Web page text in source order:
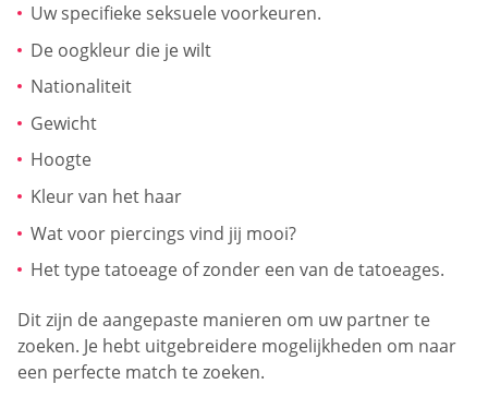
Uw specifieke seksuele voorkeuren.
De oogkleur die je wilt
Nationaliteit
Gewicht
Hoogte
Kleur van het haar
Wat voor piercings vind jij mooi?
Het type tatoeage of zonder een van de tatoeages.
Dit zijn de aangepaste manieren om uw partner te
zoeken. Je hebt uitgebreidere mogelijkheden om naar
een perfecte match te zoeken.